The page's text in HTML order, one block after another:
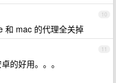
10
和 mac 的代理全关掉
11
的好用。。。